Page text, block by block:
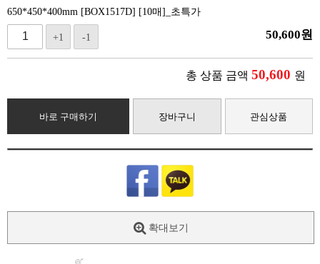
650*450*400mm [BOX1517D] [10매]_초특가
+1 -1 50,600원
총 상품 금액 50,600 원
바로 구매하기 장바구니 관심상품
확대보기